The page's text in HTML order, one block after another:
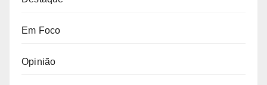
Em Foco
Opinião